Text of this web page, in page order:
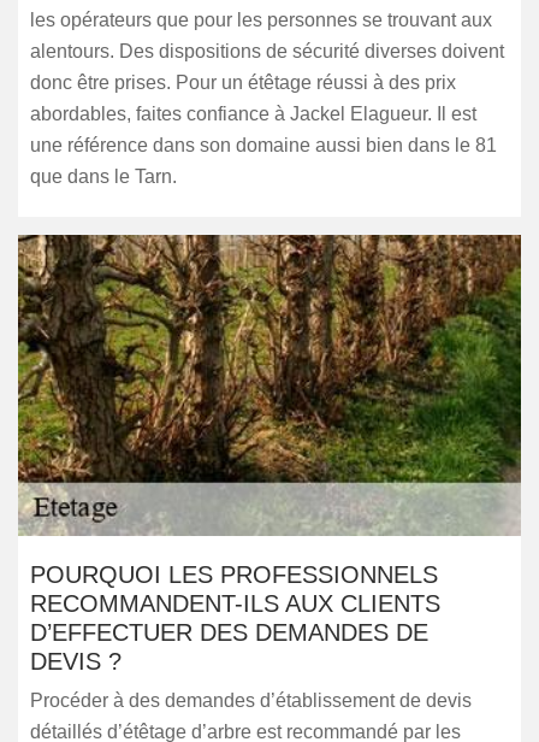
les opérateurs que pour les personnes se trouvant aux
alentours. Des dispositions de sécurité diverses doivent
donc être prises. Pour un étêtage réussi à des prix
abordables, faites confiance à Jackel Elagueur. Il est
une référence dans son domaine aussi bien dans le 81
que dans le Tarn.
POURQUOI LES PROFESSIONNELS
RECOMMANDENT-ILS AUX CLIENTS
D’EFFECTUER DES DEMANDES DE
DEVIS ?
Procéder à des demandes d’établissement de devis
détaillés d’étêtage d’arbre est recommandé par les